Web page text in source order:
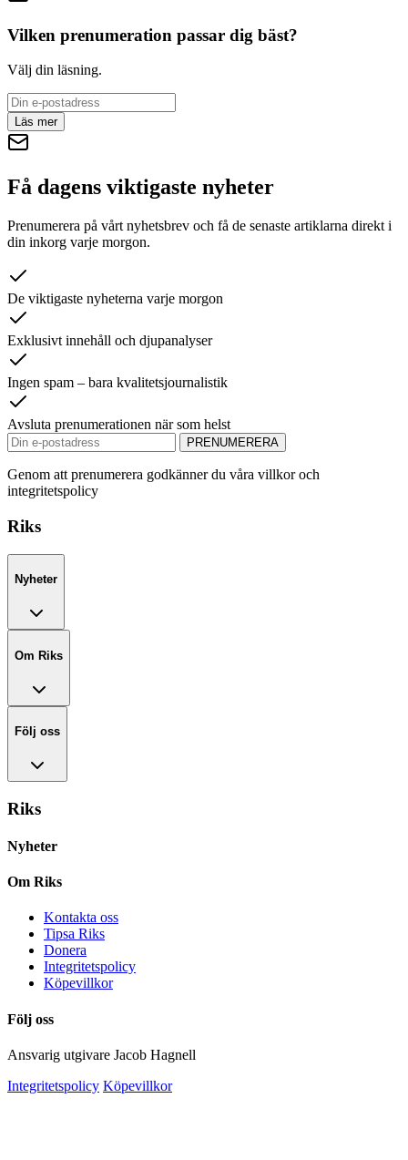
Vilken prenumeration passar dig bäst?
Välj din läsning.
Läs mer
Få dagens viktigaste nyheter
Prenumerera på vårt nyhetsbrev och få de senaste artiklarna direkt i
din inkorg varje morgon.
De viktigaste nyheterna varje morgon
Exklusivt innehåll och djupanalyser
Ingen spam – bara kvalitetsjournalistik
Avsluta prenumerationen när som helst
PRENUMERERA
Genom att prenumerera godkänner du våra villkor och
integritetspolicy
Riks
Nyheter
Om Riks
Följ oss
Riks
Nyheter
Om Riks
Kontakta oss
Tipsa Riks
Donera
Integritetspolicy
Köpevillkor
Följ oss
Ansvarig utgivare Jacob Hagnell
Integritetspolicy Köpevillkor